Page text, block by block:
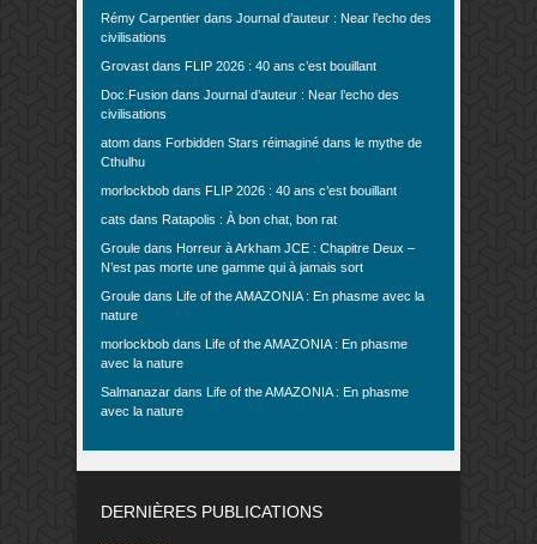
Rémy Carpentier dans Journal d’auteur : Near l’echo des
civilisations
Grovast dans FLIP 2026 : 40 ans c’est bouillant
Doc.Fusion dans Journal d’auteur : Near l’echo des
civilisations
atom dans Forbidden Stars réimaginé dans le mythe de
Cthulhu
morlockbob dans FLIP 2026 : 40 ans c’est bouillant
cats dans Ratapolis : À bon chat, bon rat
Groule dans Horreur à Arkham JCE : Chapitre Deux –
N’est pas morte une gamme qui à jamais sort
Groule dans Life of the AMAZONIA : En phasme avec la
nature
morlockbob dans Life of the AMAZONIA : En phasme
avec la nature
Salmanazar dans Life of the AMAZONIA : En phasme
avec la nature
DERNIÈRES PUBLICATIONS